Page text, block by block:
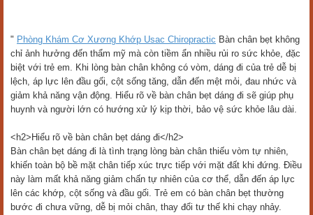
" Phòng Khám Cơ Xương Khớp Usac Chiropractic Bàn chân bẹt không
chỉ ảnh hưởng đến thẩm mỹ mà còn tiềm ẩn nhiều rủi ro sức khỏe, đặc
biệt với trẻ em. Khi lòng bàn chân không có vòm, dáng đi của trẻ dễ bị
lệch, áp lực lên đầu gối, cột sống tăng, dẫn đến mệt mỏi, đau nhức và
giảm khả năng vận động. Hiểu rõ về bàn chân bẹt dáng đi sẽ giúp phụ
huynh và người lớn có hướng xử lý kịp thời, bảo vệ sức khỏe lâu dài.
<h2>Hiểu rõ về bàn chân bẹt dáng đi</h2>
Bàn chân bẹt dáng đi là tình trạng lòng bàn chân thiếu vòm tự nhiên,
khiến toàn bộ bề mặt chân tiếp xúc trực tiếp với mặt đất khi đứng. Điều
này làm mất khả năng giảm chấn tự nhiên của cơ thể, dẫn đến áp lực
lên các khớp, cột sống và đầu gối. Trẻ em có bàn chân bẹt thường
bước đi chưa vững, dễ bị mỏi chân, thay đổi tư thế khi chạy nhảy.